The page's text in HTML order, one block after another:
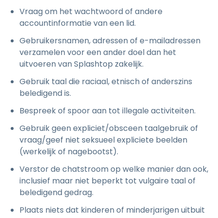
Vraag om het wachtwoord of andere
accountinformatie van een lid.
Gebruikersnamen, adressen of e-mailadressen
verzamelen voor een ander doel dan het
uitvoeren van Splashtop zakelijk.
Gebruik taal die raciaal, etnisch of anderszins
beledigend is.
Bespreek of spoor aan tot illegale activiteiten.
Gebruik geen expliciet/obsceen taalgebruik of
vraag/geef niet seksueel expliciete beelden
(werkelijk of nagebootst).
Verstor de chatstroom op welke manier dan ook,
inclusief maar niet beperkt tot vulgaire taal of
beledigend gedrag.
Plaats niets dat kinderen of minderjarigen uitbuit